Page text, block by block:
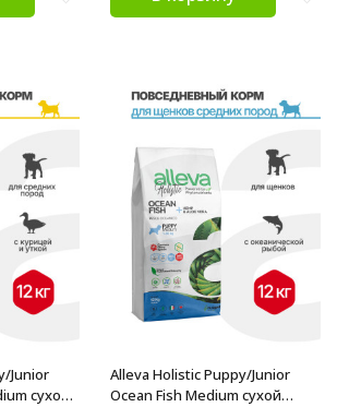
Junior
сухой
Alleva Holistic Puppy/Junior
Ocean Fish Medium сухой